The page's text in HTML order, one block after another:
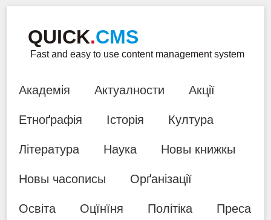
QUICK.CMS
Fast and easy to use content management system
Академія Актуалности Акції
Етноґрафія Історія Култура
Література Наука Новы книжкы
Новы часописы Орґанізації
Освіта Оцїнїня Політіка Преса